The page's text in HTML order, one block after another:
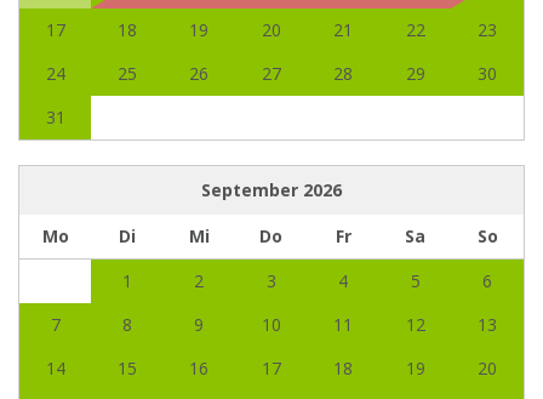
17
18 19 20 21 22
23
24
25 26 27 28 29
30
31
September 2026
Mo
Di Mi Do Fr Sa
So
1
2 3 4 5
6
7
8 9 10 11 12
13
14
15 16 17 18 19
20